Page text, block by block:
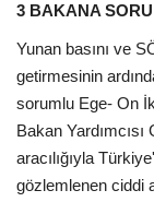
3 BAKANA
Yunan basını ve
getirmesinin
sorumlu Ege- On
Bakan
aracılığıyla
gözlemlenen ciddi